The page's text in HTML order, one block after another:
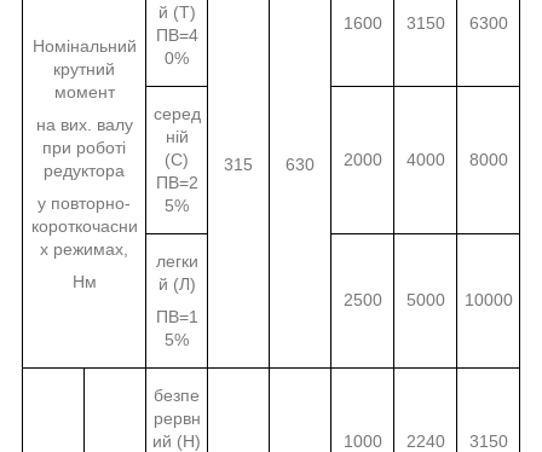
Номінальний
крутний
момент
на вих. валу
при роботі
редуктора
у повторно-
короткочасни
х режимах,
Нм
й (Т)
ПВ=4
0%
315 630
1600 3150 6300
серед
ній
(С)
ПВ=2
5%
2000 4000 8000
легки
й (Л)
ПВ=1
5%
2500 5000 10000
безпе
рервн
ий (Н)
1000 2240 3150